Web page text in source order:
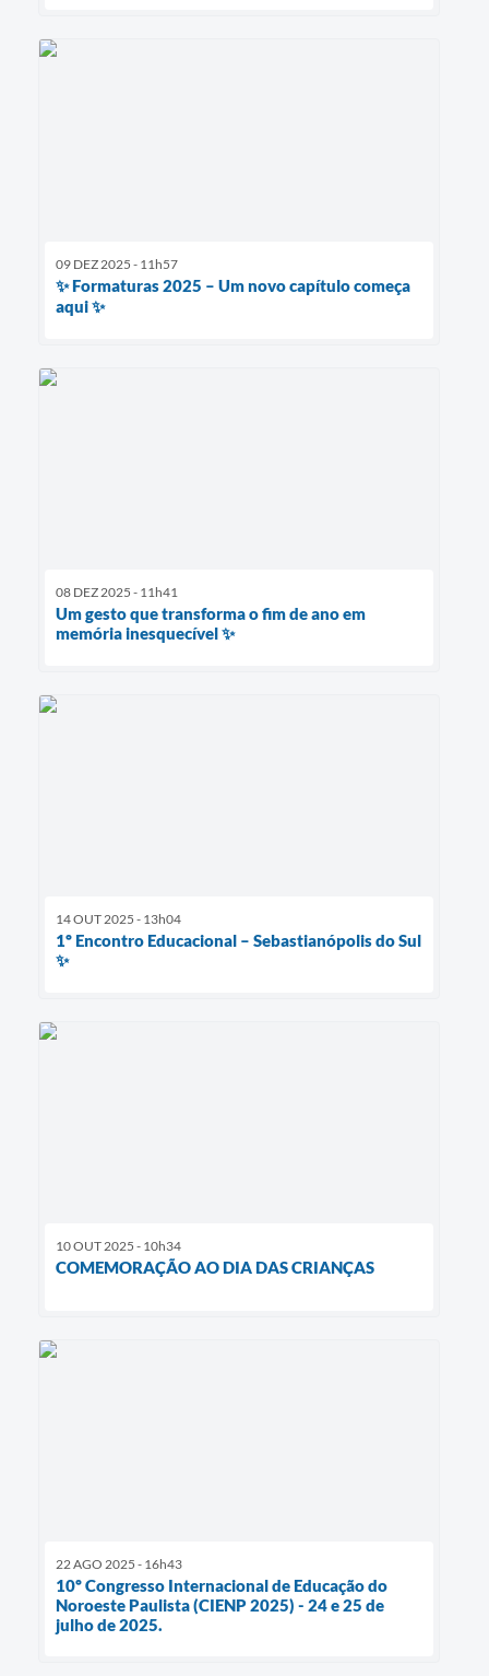
09 DEZ 2025 - 11h57
✨ Formaturas 2025 – Um novo capítulo começa
aqui ✨
08 DEZ 2025 - 11h41
Um gesto que transforma o fim de ano em
memória inesquecível ✨
14 OUT 2025 - 13h04
1º Encontro Educacional – Sebastianópolis do Sul
✨
10 OUT 2025 - 10h34
COMEMORAÇÃO AO DIA DAS CRIANÇAS
22 AGO 2025 - 16h43
10º Congresso Internacional de Educação do
Noroeste Paulista (CIENP 2025) - 24 e 25 de
julho de 2025.